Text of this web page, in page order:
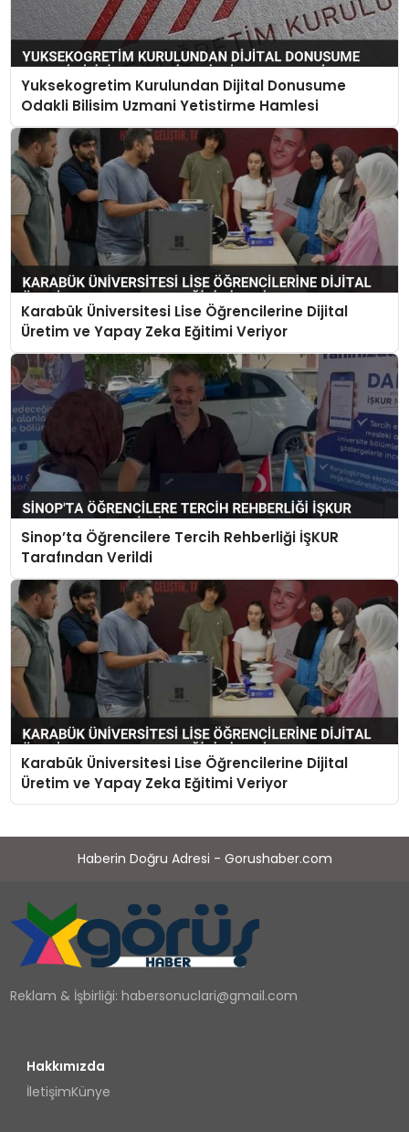
Yuksekogretim Kurulundan Dijital Donusume
Odakli Bilisim Uzmani Yetistirme Hamlesi
Karabük Üniversitesi Lise Öğrencilerine Dijital
Üretim ve Yapay Zeka Eğitimi Veriyor
Sinop’ta Öğrencilere Tercih Rehberliği İŞKUR
Tarafından Verildi
Karabük Üniversitesi Lise Öğrencilerine Dijital
Üretim ve Yapay Zeka Eğitimi Veriyor
Haberin Doğru Adresi - Gorushaber.com
Reklam & İşbirliği:habersonuclari@gmail.com
Hakkımızda
İletişimKünye